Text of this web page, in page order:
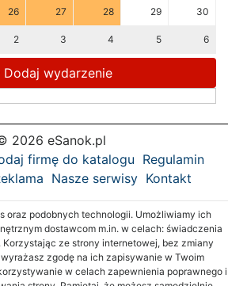
26 27 28 29 30
2 3 4 5 6
Dodaj wydarzenie
2026 eSanok.pl
firmę do katalogu Regulamin
Nasze serwisy Kontakt
oraz podobnych technologii. Umożliwiamy ich
dostawcom m.in. w celach: świadczenia
Korzystając ze strony internetowej, bez zmiany
zgodę na ich zapisywanie w Twoim
w celach zapewnienia poprawnego i